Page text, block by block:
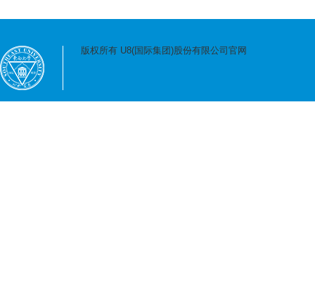
版权所有 U8(国际集团)股份有限公司官网